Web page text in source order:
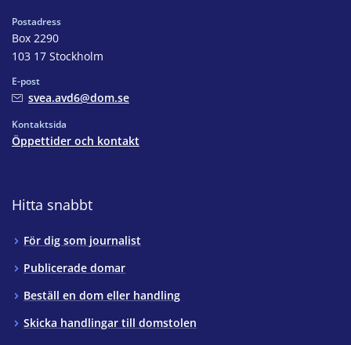
Postadress
Box 2290
103 17 Stockholm
E-post
svea.avd6@dom.se
Kontaktsida
Öppettider och kontakt
Hitta snabbt
För dig som journalist
Publicerade domar
Beställ en dom eller handling
Skicka handlingar till domstolen